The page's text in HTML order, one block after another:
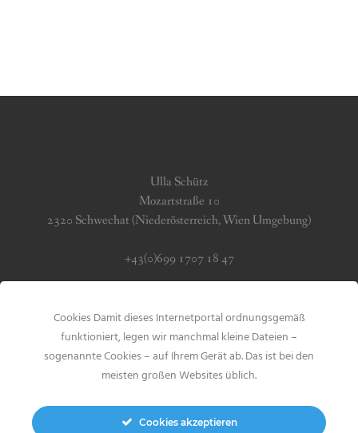
Ulla Schütz
Mozartstraße 10
2320 Schwechat (Niederösterreich, Wien Umgebung)
+43(0)699 1707 18 47
Impressum & Datenschutz
Cookies Damit dieses Internetportal ordnungsgemäß
funktioniert, legen wir manchmal kleine Dateien –
sogenannte Cookies – auf Ihrem Gerät ab. Das ist bei den
meisten großen Websites üblich.
Cookies akzeptieren